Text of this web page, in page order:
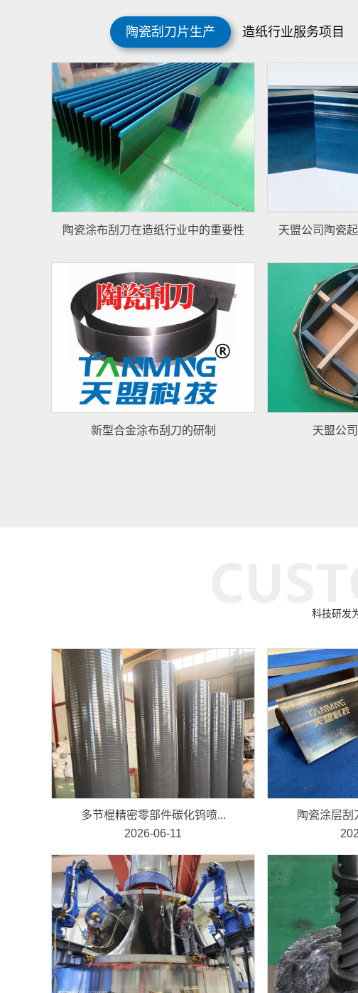
陶瓷刮刀片生产 造纸行业服务项目
陶瓷涂布刮刀在造纸行业中的重要性 天盟公司陶瓷
新型合金涂布刮刀的研制 天盟公
科技研发
多节棍精密零部件碳化钨喷...
2026-06-11
陶瓷涂层刮